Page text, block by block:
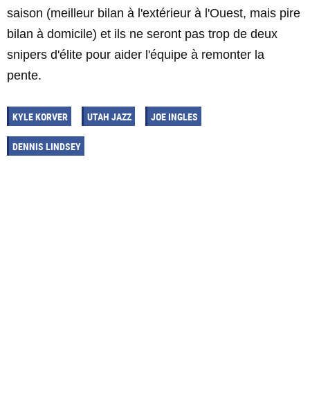
saison (meilleur bilan à l'extérieur à l'Ouest, mais pire
bilan à domicile) et ils ne seront pas trop de deux
snipers d'élite pour aider l'équipe à remonter la
pente.
KYLE KORVER UTAH JAZZ JOE INGLES
DENNIS LINDSEY